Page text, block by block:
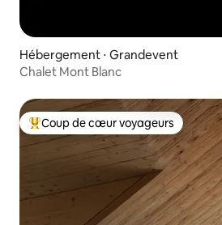
Hébergement ⋅ Grandevent
Chalet Mont Blanc
Coups de cœur voyageurs les plus
Coup de cœur voyageurs